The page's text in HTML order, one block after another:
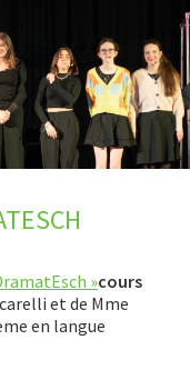
»cours
et de Mme
en langue